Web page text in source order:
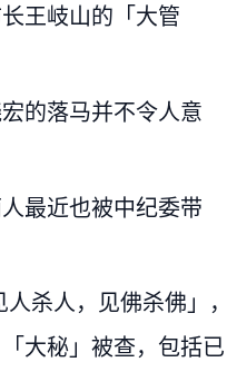
王岐山的「大管
的落马并不令人意
最近也被中纪委带
杀人，见佛杀佛」，
大秘」被查，包括已